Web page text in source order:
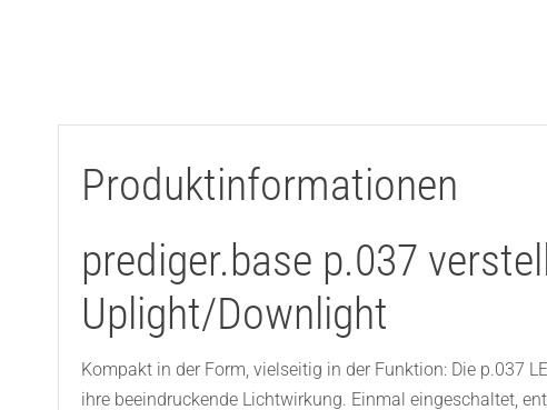
Produktinformationen
prediger.base p.037
Uplight/Downlight
Kompakt in der Form, vielseitig in der Funktion: Die p.037
ihre beeindruckende Lichtwirkung. Einmal eingeschaltet,